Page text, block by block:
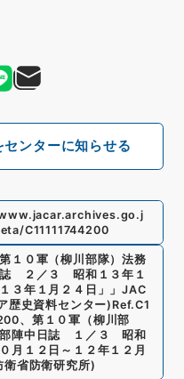
ンターに知らせる
C11111744200
１０軍（柳川部隊）法務
誌 ２／３ 昭和１３年１
３年１月２４日」
」JAC
歴史資料センター) Ref.C1
、 第１０軍（柳川部
部陣中日誌 １／３ 昭和
月１２日～１２年１２月
衛省防衛研究所)